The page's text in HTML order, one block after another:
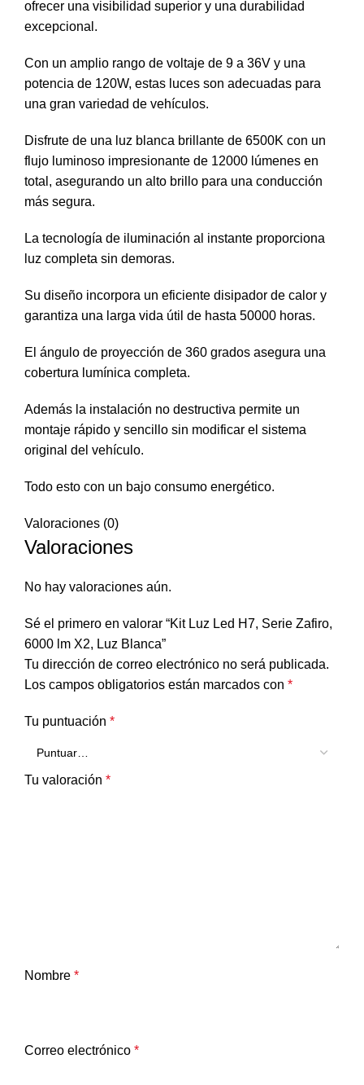
ofrecer una visibilidad superior y una durabilidad
excepcional.
Con un amplio rango de voltaje de 9 a 36V y una
potencia de 120W, estas luces son adecuadas para
una gran variedad de vehículos.
Disfrute de una luz blanca brillante de 6500K con un
flujo luminoso impresionante de 12000 lúmenes en
total, asegurando un alto brillo para una conducción
más segura.
La tecnología de iluminación al instante proporciona
luz completa sin demoras.
Su diseño incorpora un eficiente disipador de calor y
garantiza una larga vida útil de hasta 50000 horas.
El ángulo de proyección de 360 grados asegura una
cobertura lumínica completa.
Además la instalación no destructiva permite un
montaje rápido y sencillo sin modificar el sistema
original del vehículo.
Todo esto con un bajo consumo energético.
Valoraciones (0)
Valoraciones
No hay valoraciones aún.
Sé el primero en valorar “Kit Luz Led H7, Serie Zafiro,
6000 lm X2, Luz Blanca”
Tu dirección de correo electrónico no será publicada.
Los campos obligatorios están marcados con *
Tu puntuación *
Tu valoración *
Nombre *
Correo electrónico *